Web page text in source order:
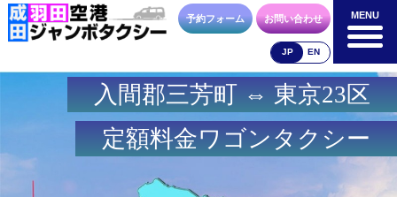
MENU
成田空港
料金表
羽田空港
料金表
空港送迎以外
料金表
予約フォーム お問い合わせ
JP EN
MENU
入間郡三芳町 ⇔ 東京23区
定額料金ワゴンタクシー